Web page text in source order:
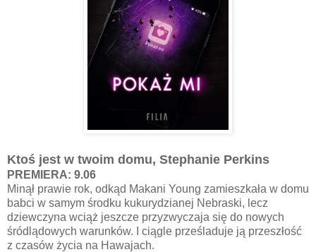
Ktoś jest w twoim domu, Stephanie Perkins
PREMIERA: 9.06
Minął prawie rok, odkąd Makani Young zamieszkała w domu
babci w samym środku kukurydzianej Nebraski, lecz
dziewczyna wciąż jeszcze przyzwyczaja się do nowych
śródlądowych warunków. I ciągle prześladuje ją przeszłość
z czasów życia na Hawajach.